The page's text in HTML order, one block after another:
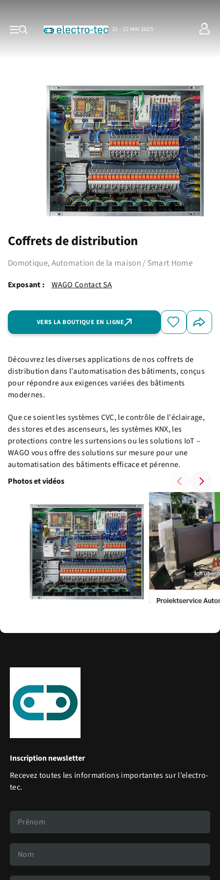
21 - 22 MAI 2025
Coffrets de distribution
Domotique, Automation de la maison / Smart Home
Exposant : WAGO Contact SA
VERS LA BOUTIQUE EN LIGNE
Découvrez les diverses applications de nos coffrets de
distribution dans l'automatisation des bâtiments, conçus
pour répondre aux exigences variées des bâtiments
modernes.
Que ce soient les systèmes CVC, le contrôle de l'éclairage,
des stores et des ascenseurs, les systèmes KNX, les
protections contre les surtensions ou les solutions IoT –
WAGO vous offre des solutions sur mesure pour une
automatisation des bâtiments efficace et pérenne.
Photos et vidéos
Inscription newsletter
Recevez toutes les informations importantes sur l’electro-
tec.